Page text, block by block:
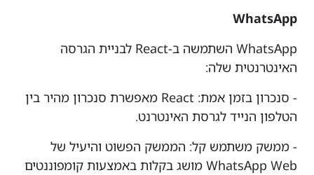
WhatsApp
WhatsApp השתמשה ב-React לבניית הגרסה
האינטרנטית שלה:
- סנכרון בזמן אמת: React מאפשרת סנכרון מהיר בין
הטלפון הנייד לגרסת האינטרנט.
- ממשק משתמש קל: הממשק הפשוט והיעיל של
WhatsApp Web מושג בקלות באמצעות קומפוננטים